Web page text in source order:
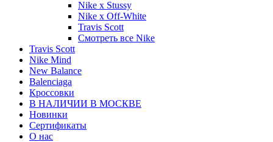
Nike x Stussy
Nike x Off-White
Travis Scott
Смотреть все Nike
Travis Scott
Nike Mind
New Balance
Balenciaga
Кроссовки
В НАЛИЧИИ В МОСКВЕ
Новинки
Сертификаты
О нас